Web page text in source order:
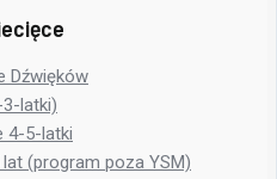
Dźwięków
latki)
4-5-latki
(program poza YSM)